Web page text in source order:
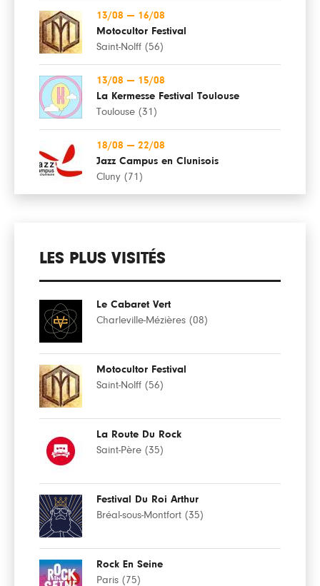
13/08 — 16/08
Motocultor Festival
Saint-Nolff (56)
13/08 — 15/08
La Kermesse Festival Toulouse
Toulouse (31)
18/08 — 22/08
Jazz Campus en Clunisois
Cluny (71)
LES PLUS VISITÉS
Le Cabaret Vert
Charleville-Mézières (08)
Motocultor Festival
Saint-Nolff (56)
La Route Du Rock
Saint-Père (35)
Festival Du Roi Arthur
Bréal-sous-Montfort (35)
Rock En Seine
Paris (75)